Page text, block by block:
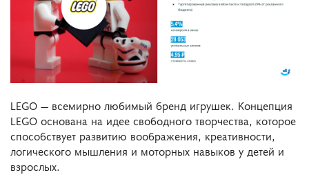
LEGO — всемирно любимый бренд игрушек. Концепция
LEGO основана на идее свободного творчества, которое
способствует развитию воображения, креативности,
логического мышления и моторных навыков у детей и
взрослых.